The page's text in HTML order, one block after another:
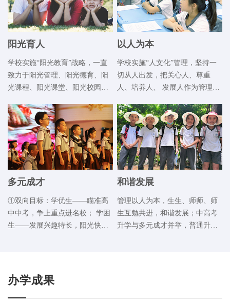
阳光育人
学校实施“阳光教育”战略，一直
致力于阳光管理、阳光德育、阳
光课程、阳光课堂、阳光校园建
子。做有活力、有故事、有情
怀、有温度的教育，助力学生幸
福成长，为学生精彩人生筑梦奠
基。
以人为本
学校实施“人文化”管理，坚持一
切从人出发，把关心人、尊重
人、培养人、 发展人作为管理的
的人文关爱。学校实施的“ 精
致”管理，核心是实施中落
实“精、准、细、实”。在云顶，
精致已经成 为一种意识、一种观
念、一种习惯和一种文化。
多元成才
①双向目标：学优生——瞄准高
中中考，争上重点进名校； 学困
生——发展兴趣特长，阳光快乐
有尽有。
和谐发展
管理以人为本，生生、师师、师
生互勉共进，和谐发展；中高考
升学与多元成才并举，普通升学
办学成果